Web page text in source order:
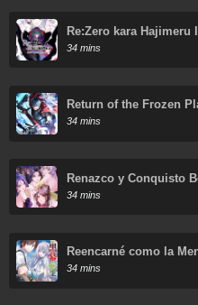
Re:Zero kara Hajimeru
shou—Seiiki to
34 mins
Return of the Frozen
34 mins
Renazco y Conquisto
34 mins
Reencarné como la
Historia.
34 mins